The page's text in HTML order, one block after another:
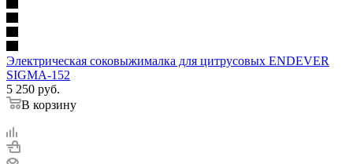
Электрическая соковыжималка для цитрусовых ENDEVER
SIGMA-152
5 250 руб.
В корзину